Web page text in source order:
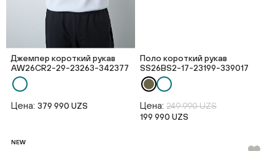
Джемпер короткий рукав
AW26CR2-29-23263-342377
Цена: 379 990 UZS
Поло короткий рукав
SS26BS2-17-23199-339017
Цена: 249 990 UZS
199 990 UZS
NEW